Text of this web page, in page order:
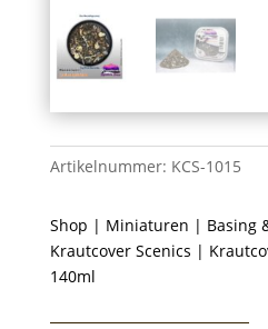
Artikelnummer: KCS-1015
Shop | Miniaturen | Basing
Krautcover Scenics |
140ml